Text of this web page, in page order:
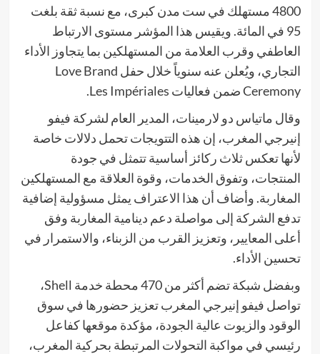
4800 مستهلك في ست مدن كبرى، مع نسبة ثقة بلغت
95 في المائة. ويقيس هذا المؤشر مستوى الارتباط
العاطفي وقرب العلامة من المستهلكين بما يتجاوز الأداء
التجاري، ويُعلن عنه سنوياً خلال حفل Love Brand
Ceremony ضمن فعاليات Les Impériales.
وقال ماتياس دو لارمينات، المدير العام لشركة فيفو
إنيرجي المغرب، إن هذه التتويجات تحمل دلالات خاصة
لأنها تعكس ثلاث ركائز أساسية تتمثل في جودة
المنتجات، وتفوق الخدمات، وقوة العلاقة مع المستهلكين
المغاربة. وأضاف أن هذا الاعتراف يمثل مسؤولية إضافية
تدفع الشركة إلى مواصلة دعم دينامية المغاربة وفق
أعلى المعايير، وتعزيز القرب من الزبناء، والاستمرار في
تحسين الأداء.
وبفضل شبكة تضم أكثر من 470 محطة خدمة Shell،
تواصل فيفو إنيرجي المغرب تعزيز حضورها في سوق
الوقود والزيوت عالية الجودة، مؤكدة موقعها كفاعل
رئيسي في مواكبة التحولات المرتبطة بحركية المغرب،